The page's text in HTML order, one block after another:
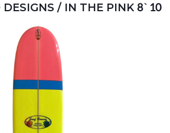
DESIGNS / IN THE PINK 8`10